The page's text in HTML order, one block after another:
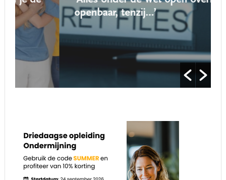
openbaar, tenzij…’